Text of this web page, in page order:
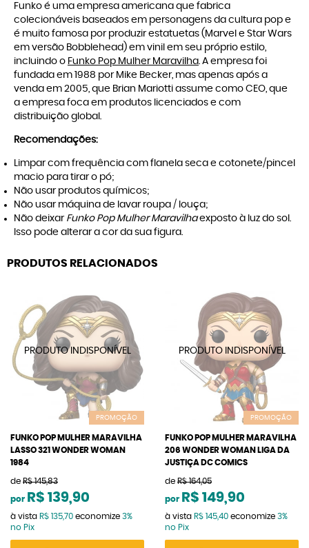
Funko é uma empresa americana que fabrica
colecionáveis baseados em personagens da cultura pop e
é muito famosa por produzir estatuetas (Marvel e Star Wars
em versão Bobblehead) em vinil em seu próprio estilo,
incluindo o Funko Pop Mulher Maravilha. A empresa foi
fundada em 1988 por Mike Becker, mas apenas após a
venda em 2005, que Brian Mariotti assume como CEO, que
a empresa foca em produtos licenciados e com
distribuição global.
Recomendações:
Limpar com frequência com flanela seca e cotonete/pincel
macio para tirar o pó;
Não usar produtos químicos;
Não usar máquina de lavar roupa / louça;
Não deixar Funko Pop Mulher Maravilhaexposto à luz do sol.
Isso pode alterar a cor da sua figura.
PRODUTOS RELACIONADOS
PROMOÇÃO
FUNKO POP MULHER MARAVILHA
LASSO 321 WONDER WOMAN
1984
de R$ 145,83
por R$ 139,90
à vista R$ 135,70 economize 3%
no Pix
PROMOÇÃO
FUNKO POP MULHER MARAVILHA
206 WONDER WOMAN LIGA DA
JUSTIÇA DC COMICS
de R$ 164,05
por R$ 149,90
à vista R$ 145,40 economize 3%
no Pix